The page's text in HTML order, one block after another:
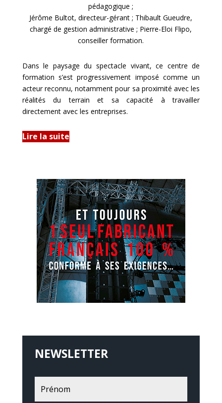
pédagogique ;
Jérôme Bultot, directeur-gérant ; Thibault Gueudre,
chargé de gestion administrative ; Pierre-Eloi Flipo,
conseiller formation.
Dans le paysage du spectacle vivant, ce centre de
formation s’est progressivement imposé comme un
acteur reconnu, notamment pour sa proximité avec les
réalités du terrain et sa capacité à travailler
directement avec les entreprises.
Lire la suite
NEWSLETTER